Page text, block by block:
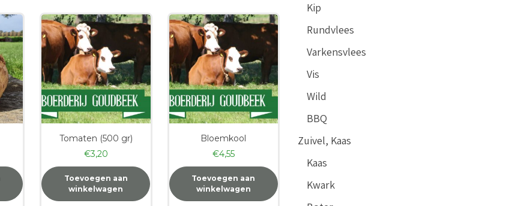
Tomaten (500 gr)
€3,20
Toevoegen aan
winkelwagen
Bloemkool
€4,55
Toevoegen aan
winkelwagen
Kip
Rundvlees
Varkensvlees
Vis
Wild
BBQ
Zuivel, Kaas
Kaas
Kwark